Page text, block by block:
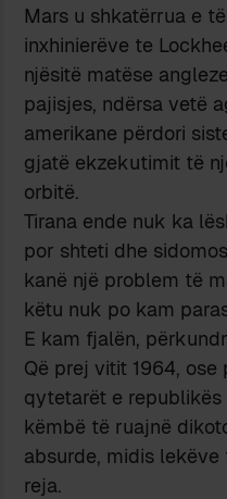
Mars u shkatërrua e
inxhinierëve te
njësitë matëse
pajisjes, ndërsa vetë
amerikane përdori
gjatë ekzekutimit të
orbitë.
Tirana ende nuk ka
por shteti dhe
kanë një problem të
këtu nuk po kam
E kam fjalën,
Që prej vitit 1964,
qytetarët e
këmbë të ruajnë
absurde, midis
reja.